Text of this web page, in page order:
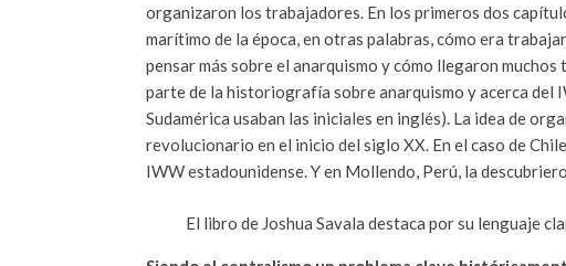
organizaron los trabajadores. En los primeros dos
marítimo de la época, en otras palabras, cómo era
pensar más sobre el anarquismo y cómo llegaron
parte de la historiografía sobre anarquismo y acerca
Sudamérica usaban las iniciales en inglés). La idea de
revolucionario en el inicio del siglo XX. En el caso de
IWW estadounidense. Y en Mollendo, Perú, la
El libro de Joshua Savala destaca por su lenguaje